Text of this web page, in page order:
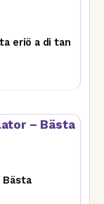
Bästa